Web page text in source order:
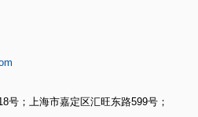
号；上海市嘉定区汇旺东路599号；